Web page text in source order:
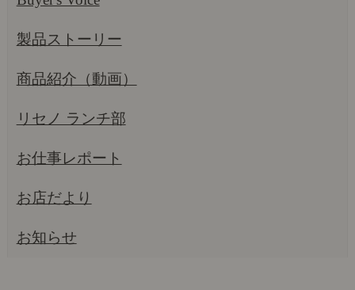
製品ストーリー
商品紹介（動画）
リセノ ランチ部
お仕事レポート
お店だより
お知らせ